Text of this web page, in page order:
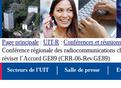
Page principale : UIT-R : Conférences et réunions
Conférence régionale des radiocommunications
réviser l´Accord GE89 (CRR-06-Rev.GE89)
Secteurs de l'UIT Salle de presse